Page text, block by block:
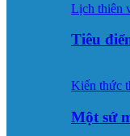
Lịch thiên
Tiêu
Kiến thức
Một sứ